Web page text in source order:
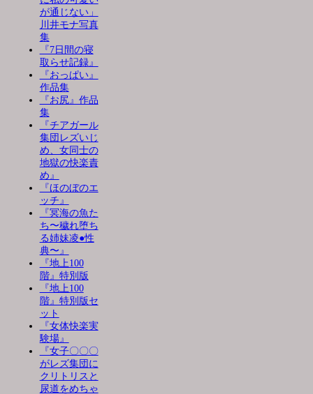
が通じない」
川井モナ写真
集
『7日間の寝
取らせ記録』
『おっぱい』
作品集
『お尻』作品
集
『チアガール
集団レズいじ
め、女同士の
地獄の快楽責
め』
『ほのぼのエ
ッチ』
『冥海の魚た
ち〜穢れ堕ち
る姉妹凌●性
典〜』
『地上100
階』特別版
『地上100
階』特別版セ
ット
『女体快楽実
験場』
『女子〇〇〇
がレズ集団に
クリトリスと
尿道をめちゃ